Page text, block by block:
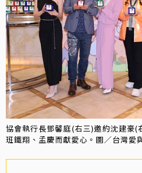
協會執行長鄧馨庭(右三)邀約沈建豪(
班鐵翔、孟慶而獻愛心。圖／台灣愛